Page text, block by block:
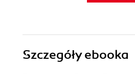
Szczegółyebooka